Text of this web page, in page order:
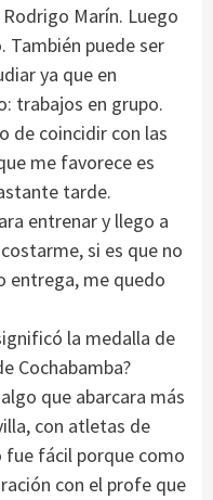
Marín. Luego
También puede ser
ya que en
trabajos en grupo.
de coincidir con las
me favorece es
tarde.
entrenar y llego a
si es que no
entrega, me quedo
la medalla de
Cochabamba?
que abarcara más
con atletas de
fue fácil porque como
con el profe que